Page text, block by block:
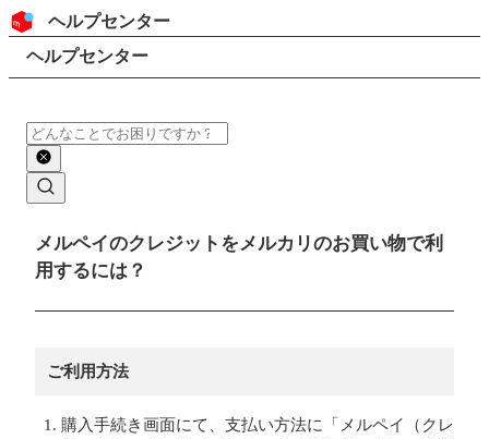
コンテンツにスキップ
ヘッダー
ヘルプセンター
検索
パンくずリスト
ヘルプセンター
検索
メインコンテンツ
メルペイのクレジットをメルカリのお買い物で利
用するには？
ご利用方法
購入手続き画面にて、支払い方法に「メルペイ（クレ